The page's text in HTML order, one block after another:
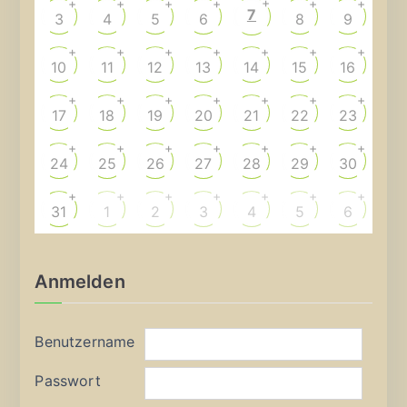
3
+
4
+
5
+
6
+
7 8
+
9
+
10
+
11
+
12
+
13
+
14
+
15
+
16
+
17
+
18
+
19
+
20
+
21
+
22
+
23
+
24
+
25
+
26
+
27
+
28
+
29
+
30
+
31
+
1
+
2
+
3
+
4
+
5
+
6
+
Anmelden
Benutzername
Passwort